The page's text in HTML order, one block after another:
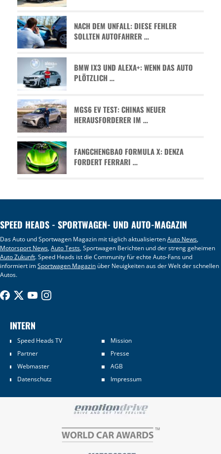
NACH DEM UNFALL: DIESE FEHLER
SOLLTEN AUTOFAHRER …
BMW IX3 UND ALEXA+: WENN DAS AUTO
PLÖTZLICH …
MGS6 EV TEST: CHINAS NEUER
HERAUSFORDERER IM …
FANGCHENGBAO FORMULA X: DENZA
FORDERT FERRARI …
SPEED HEADS - SPORTWAGEN- UND AUTO-MAGAZIN
Das Auto und Sportwagen Magazin mit täglich aktualisiertenAuto News,
Motorsport News,Auto Tests, Sportwagen Berichten und der streng geheimen
Auto Zukunft. Speed Heads ist die Community für echte Auto-Fans und
informiert imSportwagen Magazin über Neuigkeiten aus der Welt der schnellen
Autos.
INTERN
Speed Heads TV
Mission
Partner
Presse
Webmaster
AGB
Datenschutz
Impressum